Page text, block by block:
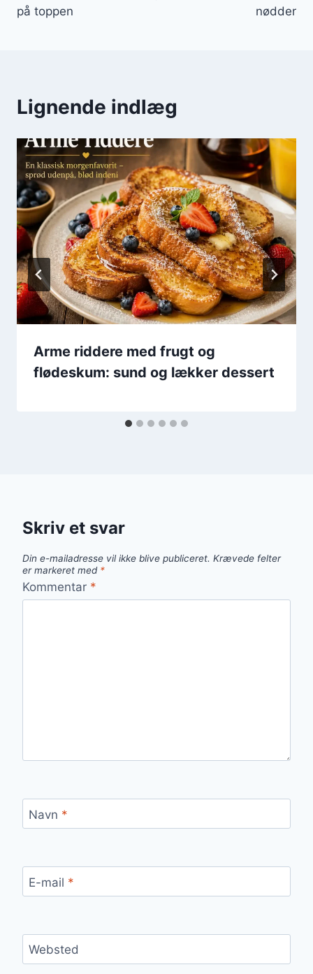
på toppen
nødder
Lignende indlæg
Arme riddere med frugt og
flødeskum: sund og lækker dessert
Skriv et svar
Din e-mailadresse vil ikke blive publiceret. Krævede felter
er markeret med *
Kommentar *
Navn *
E-mail *
Websted